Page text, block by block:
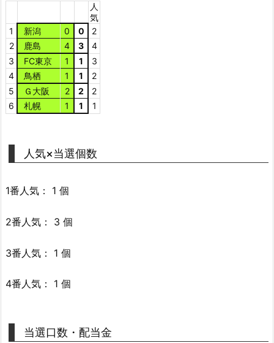
人
気
1
新潟 0 0
2
2
鹿島 4 3
4
3
FC東京 1 1
3
4
鳥栖 1 1
2
5
Ｇ大阪 2 2
2
6
札幌 1 1 1
人気×当選個数
1番人気： 1 個
2番人気： 3 個
3番人気： 1 個
4番人気： 1 個
当選口数・配当金